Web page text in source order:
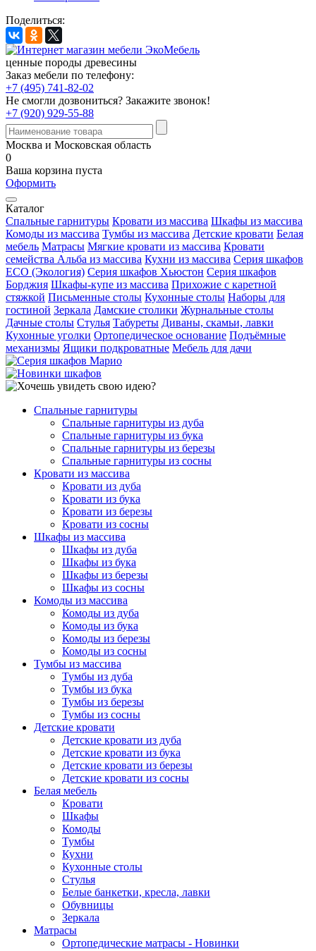
Поделиться:
ценные породы древесины
Заказ мебели по телефону:
+7 (495) 741-82-02
Не смогли дозвониться? Закажите звонок!
+7 (920) 929-55-88
Москва и Московская область
0
Ваша корзина пуста
Оформить
Каталог
Спальные гарнитуры Кровати из массива Шкафы из массива
Комоды из массива Тумбы из массива Детские кровати Белая
мебель Матрасы Мягкие кровати из массива Кровати
семейства Альба из массива Кухни из массива Серия шкафов
ECO (Экология) Серия шкафов Хьюстон Серия шкафов
Борджия Шкафы-купе из массива Прихожие с каретной
стяжкой Письменные столы Кухонные столы Наборы для
гостиной Зеркала Дамские столики Журнальные столы
Дачные столы Стулья Табуреты Диваны, скамьи, лавки
Кухонные уголки Ортопедическое основание Подъёмные
механизмы Ящики подкроватные Мебель для дачи
Спальные гарнитуры
Спальные гарнитуры из дуба
Спальные гарнитуры из бука
Спальные гарнитуры из березы
Спальные гарнитуры из сосны
Кровати из массива
Кровати из дуба
Кровати из бука
Кровати из березы
Кровати из сосны
Шкафы из массива
Шкафы из дуба
Шкафы из бука
Шкафы из березы
Шкафы из сосны
Комоды из массива
Комоды из дуба
Комоды из бука
Комоды из березы
Комоды из сосны
Тумбы из массива
Тумбы из дуба
Тумбы из бука
Тумбы из березы
Тумбы из сосны
Детские кровати
Детские кровати из дуба
Детские кровати из бука
Детские кровати из березы
Детские кровати из сосны
Белая мебель
Кровати
Шкафы
Комоды
Тумбы
Кухни
Кухонные столы
Стулья
Белые банкетки, кресла, лавки
Обувницы
Зеркала
Матрасы
Ортопедические матрасы - Новинки